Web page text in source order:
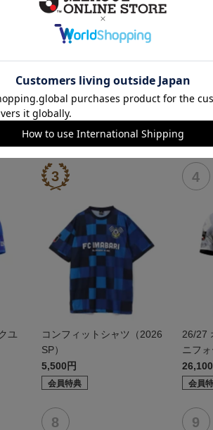
ユ
コンフィットシャツ（2026
SP）
5,500円
会員特典
26/27
ニフ
会員